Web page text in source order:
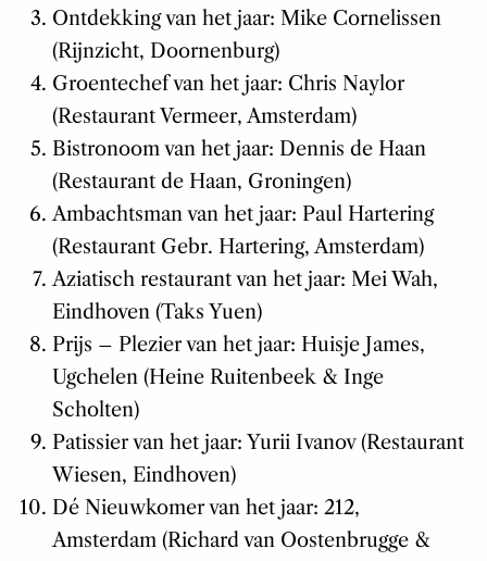
Ontdekking van het jaar: Mike Cornelissen
(Rijnzicht, Doornenburg)
Groentechef van het jaar: Chris Naylor
(Restaurant Vermeer, Amsterdam)
Bistronoom van het jaar: Dennis de Haan
(Restaurant de Haan, Groningen)
Ambachtsman van het jaar: Paul Hartering
(Restaurant Gebr. Hartering, Amsterdam)
Aziatisch restaurant van het jaar: Mei Wah,
Eindhoven (Taks Yuen)
Prijs – Plezier van het jaar: Huisje James,
Ugchelen (Heine Ruitenbeek & Inge
Scholten)
Patissier van het jaar: Yurii Ivanov (Restaurant
Wiesen, Eindhoven)
Dé Nieuwkomer van het jaar: 212,
Amsterdam (Richard van Oostenbrugge &